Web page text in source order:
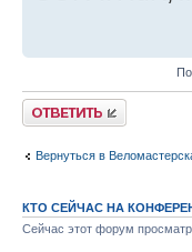
Ответить
Вернуться в
КТО СЕЙЧАС НА
Сейчас этот форум